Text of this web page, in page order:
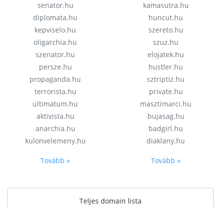
senator.hu
diplomata.hu
kepviselo.hu
oligarchia.hu
szenator.hu
persze.hu
propaganda.hu
terrorista.hu
ultimatum.hu
aktivista.hu
anarchia.hu
kulonvelemeny.hu
Tovább »
kamasutra.hu
huncut.hu
szereto.hu
szuz.hu
elojatek.hu
hustler.hu
sztriptiz.hu
private.hu
masztimarci.hu
bujasag.hu
badgirl.hu
diaklany.hu
Tovább »
Teljes domain lista